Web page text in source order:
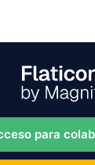
para